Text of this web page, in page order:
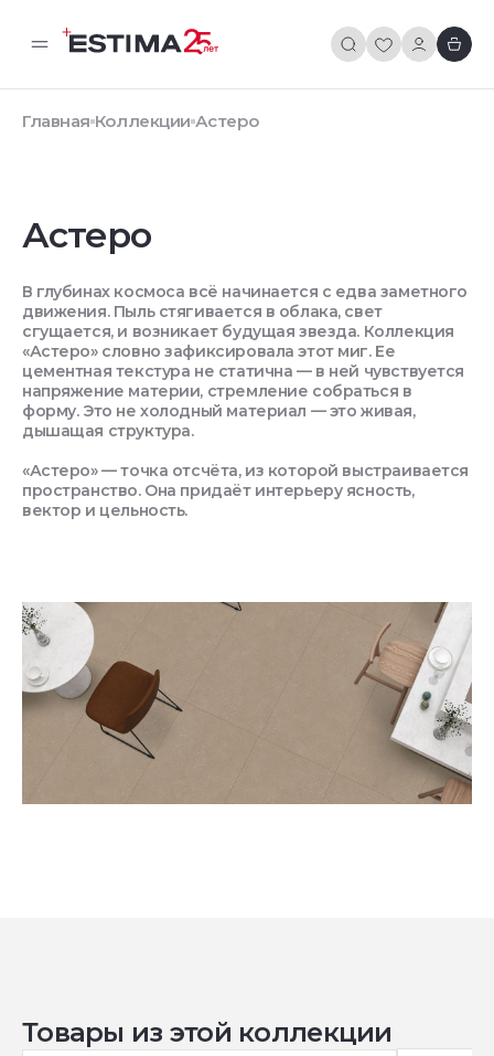
Главная Коллекции Астеро
Астеро
В глубинах космоса всё начинается с едва заметного
движения. Пыль стягивается в облака, свет
сгущается, и возникает будущая звезда. Коллекция
«Астеро» словно зафиксировала этот миг. Ее
цементная текстура не статична — в ней чувствуется
напряжение материи, стремление собраться в
форму. Это не холодный материал — это живая,
дышащая структура.
«Астеро» — точка отсчёта, из которой выстраивается
пространство. Она придаёт интерьеру ясность,
вектор и цельность.
Товары из этой коллекции